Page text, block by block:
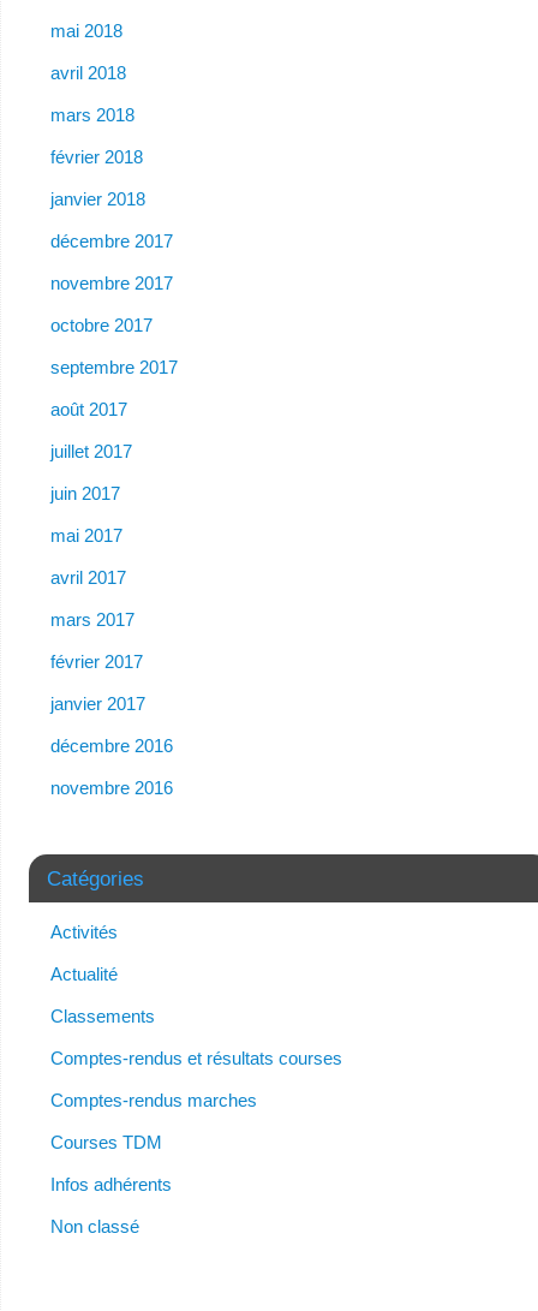
mai 2018
avril 2018
mars 2018
février 2018
janvier 2018
décembre 2017
novembre 2017
octobre 2017
septembre 2017
août 2017
juillet 2017
juin 2017
mai 2017
avril 2017
mars 2017
février 2017
janvier 2017
décembre 2016
novembre 2016
Catégories
Activités
Actualité
Classements
Comptes-rendus et résultats courses
Comptes-rendus marches
Courses TDM
Infos adhérents
Non classé